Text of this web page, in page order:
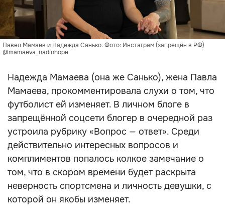
Павел Мамаев и Надежда Санько. Фото: Инстаграм (запрещён в РФ)
@mamaeva_nadinhope
Надежда Мамаева (она же Санько), жена Павла
Мамаева, прокомментировала слухи о том, что
футболист ей изменяет. В личном блоге в
запрещённой соцсети блогер в очередной раз
устроила рубрику «Вопрос — ответ». Среди
действительно интересных вопросов и
комплиментов попалось колкое замечание о
том, что в скором времени будет раскрыта
неверность спортсмена и личность девушки, с
которой он якобы изменяет.